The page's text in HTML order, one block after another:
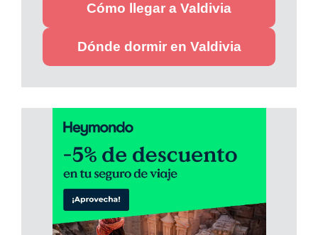
Cómo llegar a Valdivia
Dónde dormir en Valdivia